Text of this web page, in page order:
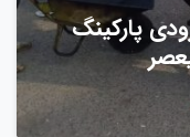
پارکینگ